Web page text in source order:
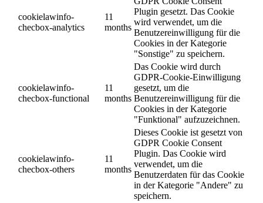
cookielawinfo-
checbox-analytics
11
months
Plugin gesetzt. Das Cookie
wird verwendet, um die
Benutzereinwilligung für die
Cookies in der Kategorie
"Sonstige" zu speichern.
cookielawinfo-
checbox-functional
11
months
Das Cookie wird durch
GDPR-Cookie-Einwilligung
gesetzt, um die
Benutzereinwilligung für die
Cookies in der Kategorie
"Funktional" aufzuzeichnen.
cookielawinfo-
checbox-others
11
months
Dieses Cookie ist gesetzt von
GDPR Cookie Consent
Plugin. Das Cookie wird
verwendet, um die
Benutzerdaten für das Cookie
in der Kategorie "Andere" zu
speichern.